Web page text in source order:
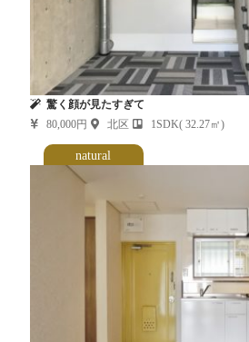
驚く顔が見たすぎて
80,000円
北区 1SDK( 32.27㎡)
natural